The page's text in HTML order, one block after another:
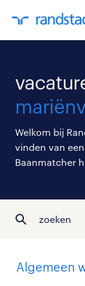
Welkom bij
vinden van
Baanmatcher
zoeken
Algemeen